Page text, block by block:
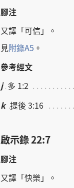
腳注
又譯 「可信」。
見附錄A5 。
參考經文
j 多 1:2
k 提後 3:16
啟示錄 22:7
腳注
又譯 「快樂」。